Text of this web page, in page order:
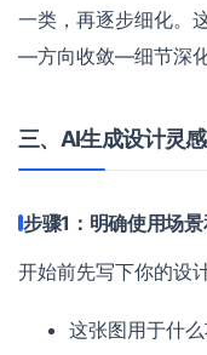
一类，再逐步细化。
—方向收敛—细节深化
三、AI生成设计灵
步骤1：明确使用场
开始前先写下你的设
这张图用于什么